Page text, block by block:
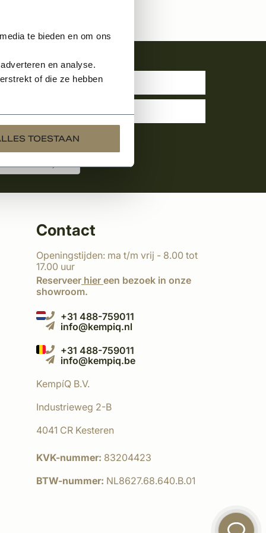
te bieden en om ons
en analyse.
of die ze hebben
TOESTAAN
Contact
Openingstijden: ma t/m vrij - 8.00 tot
17.00 uur
Reserveer hier een bezoek in onze
showroom.
+31 488-759011
info@kempiq.nl
+31 488-759011
info@kempiq.be
KempíQ B.V.
Industrieweg 2-B
4041 CR Kesteren
KVK-nummer: 83204423
BTW-nummer: NL8627.68.640.B.01